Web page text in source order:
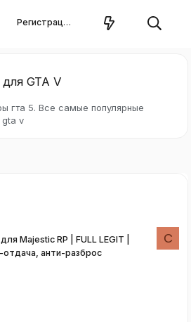
Регистрация
GTA V
гта 5. Все самые популярные
gta v
Majestic RP | FULL LEGIT |
анти-разброс
C